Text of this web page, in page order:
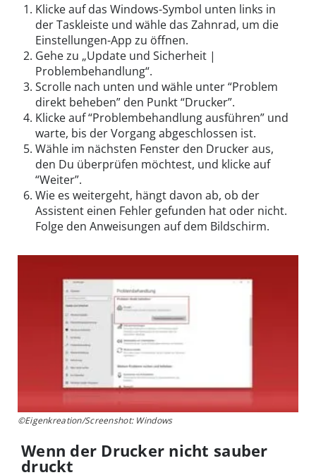
Klicke auf das Windows-Symbol unten links in
der Taskleiste und wähle das Zahnrad, um die
Einstellungen-App zu öffnen.
Gehe zu „Update und Sicherheit |
Problembehandlung“.
Scrolle nach unten und wähle unter “Problem
direkt beheben” den Punkt “Drucker”.
Klicke auf “Problembehandlung ausführen” und
warte, bis der Vorgang abgeschlossen ist.
Wähle im nächsten Fenster den Drucker aus,
den Du überprüfen möchtest, und klicke auf
“Weiter”.
Wie es weitergeht, hängt davon ab, ob der
Assistent einen Fehler gefunden hat oder nicht.
Folge den Anweisungen auf dem Bildschirm.
©Eigenkreation/Screenshot: Windows
Wenn der Drucker nicht sauber
druckt